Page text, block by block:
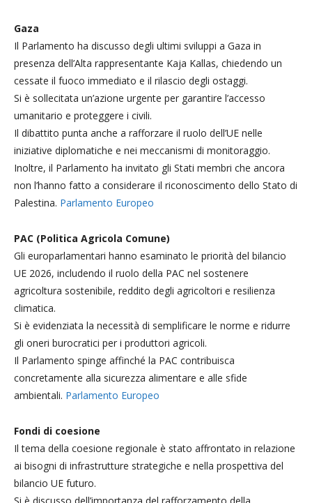
Gaza
Il Parlamento ha discusso degli ultimi sviluppi a Gaza in
presenza dell’Alta rappresentante Kaja Kallas, chiedendo un
cessate il fuoco immediato e il rilascio degli ostaggi.
Si è sollecitata un’azione urgente per garantire l’accesso
umanitario e proteggere i civili.
Il dibattito punta anche a rafforzare il ruolo dell’UE nelle
iniziative diplomatiche e nei meccanismi di monitoraggio.
Inoltre, il Parlamento ha invitato gli Stati membri che ancora
non l’hanno fatto a considerare il riconoscimento dello Stato di
Palestina. Parlamento Europeo
PAC (Politica Agricola Comune)
Gli europarlamentari hanno esaminato le priorità del bilancio
UE 2026, includendo il ruolo della PAC nel sostenere
agricoltura sostenibile, reddito degli agricoltori e resilienza
climatica.
Si è evidenziata la necessità di semplificare le norme e ridurre
gli oneri burocratici per i produttori agricoli.
Il Parlamento spinge affinché la PAC contribuisca
concretamente alla sicurezza alimentare e alle sfide
ambientali. Parlamento Europeo
Fondi di coesione
Il tema della coesione regionale è stato affrontato in relazione
ai bisogni di infrastrutture strategiche e nella prospettiva del
bilancio UE futuro.